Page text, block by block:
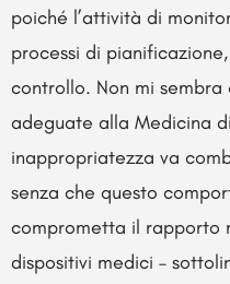
poiché l’attività di
processi di
controllo. Non mi sembra
adeguate alla Medicina
inappropriatezza va
senza che questo
comprometta il rapporto
dispositivi medici –